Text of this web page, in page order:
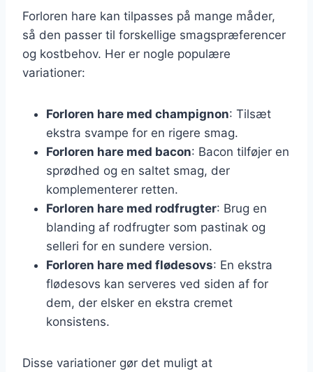
Forloren hare kan tilpasses på mange måder,
så den passer til forskellige smagspræferencer
og kostbehov. Her er nogle populære
variationer:
Forloren hare med champignon: Tilsæt
ekstra svampe for en rigere smag.
Forloren hare med bacon: Bacon tilføjer en
sprødhed og en saltet smag, der
komplementerer retten.
Forloren hare med rodfrugter: Brug en
blanding af rodfrugter som pastinak og
selleri for en sundere version.
Forloren hare med flødesovs: En ekstra
flødesovs kan serveres ved siden af for
dem, der elsker en ekstra cremet
konsistens.
Disse variationer gør det muligt at